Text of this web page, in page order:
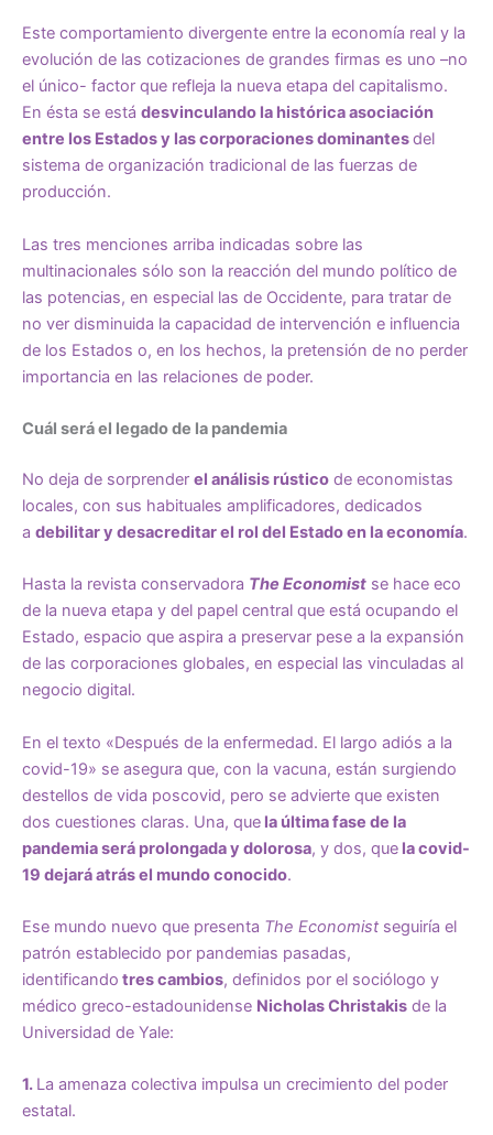
Este comportamiento divergente entre la economía real y la
evolución de las cotizaciones de grandes firmas es uno –no
el único- factor que refleja la nueva etapa del capitalismo.
En ésta se está desvinculando la histórica asociación
entre los Estados y las corporaciones dominantesdel
sistema de organización tradicional de las fuerzas de
producción.
Las tres menciones arriba indicadas sobre las
multinacionales sólo son la reacción del mundo político de
las potencias, en especial las de Occidente, para tratar de
no ver disminuida la capacidad de intervención e influencia
de los Estados o, en los hechos, la pretensión de no perder
importancia en las relaciones de poder.
Cuál será el legado de la pandemia
No deja de sorprender el análisis rústico de economistas
locales, con sus habituales amplificadores, dedicados
a debilitar y desacreditar el rol del Estado en la economía.
Hasta la revista conservadora The Economist se hace eco
de la nueva etapa y del papel central que está ocupando el
Estado, espacio que aspira a preservar pese a la expansión
de las corporaciones globales, en especial las vinculadas al
negocio digital.
En el texto «Después de la enfermedad. El largo adiós a la
covid-19» se asegura que, con la vacuna, están surgiendo
destellos de vida poscovid, pero se advierte que existen
dos cuestiones claras. Una, que la última fase de la
pandemia será prolongada y dolorosa, y dos, que la covid-
19 dejará atrás el mundo conocido.
Ese mundo nuevo que presenta The Economist seguiría el
patrón establecido por pandemias pasadas,
identificando tres cambios, definidos por el sociólogo y
médico greco-estadounidense Nicholas Christakis de la
Universidad de Yale:
1. La amenaza colectiva impulsa un crecimiento del poder
estatal.